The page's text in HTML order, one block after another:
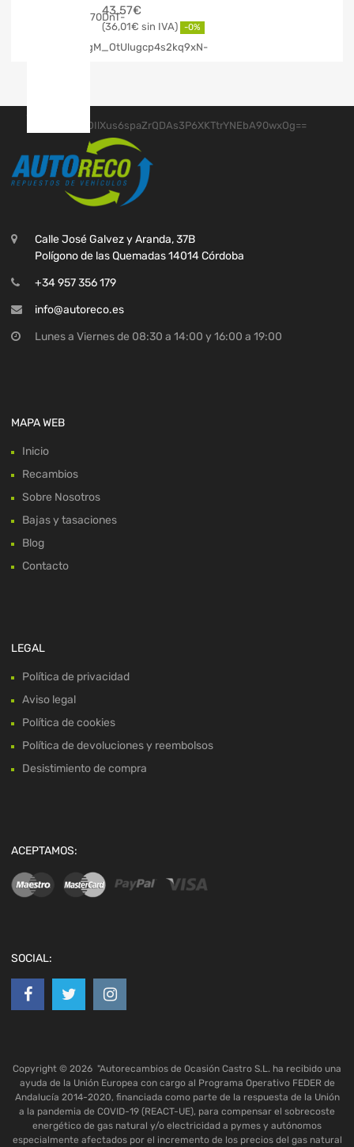
43,57€
36,01€ -0%
Calle José Galvez y Aranda, 37B
Polígono de las Quemadas 14014 Córdoba
+34 957 356 179
info@autoreco.es
Lunes a Viernes de 08:30 a 14:00 y 16:00 a 19:00
MAPA WEB
Inicio
Recambios
Sobre Nosotros
Bajas y tasaciones
Blog
Contacto
LEGAL
Política de privacidad
Aviso legal
Política de cookies
Política de devoluciones y reembolsos
Desistimiento de compra
ACEPTAMOS:
SOCIAL:
Copyright © 2026 "Autorecambios de Ocasión Castro S.L. ha recibido una
ayuda de la Unión Europea con cargo al Programa Operativo FEDER de
Andalucía 2014-2020, financiada como parte de la respuesta de la Unión
a la pandemia de COVID-19 (REACT-UE), para compensar el sobrecoste
energético de gas natural y/o electricidad a pymes y autónomos
especialmente afectados por el incremento de los precios del gas natural